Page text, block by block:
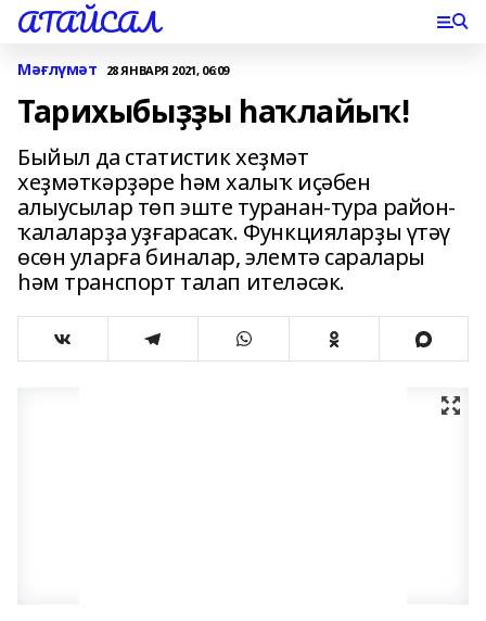
АТАЙСАЛ
Мәғлүмәт 28 ЯНВАРЯ 2021, 06:09
Тарихыбыҙҙы һаҡлайыҡ!
Быйыл да статистик хеҙмәт
хеҙмәткәрҙәре һәм халыҡ иҫәбен
алыусылар төп эште туранан-тура район-
ҡалаларҙа уҙғарасаҡ. Функцияларҙы үтәү
өсөн уларға биналар, элемтә саралары
һәм транспорт талап ителәсәк.